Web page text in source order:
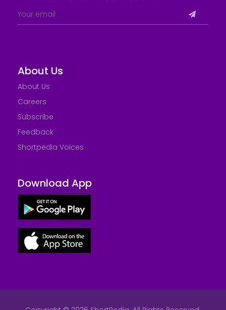
About Us
About Us
Careers
Subscribe
Feedback
Shortpedia Voices
Download App